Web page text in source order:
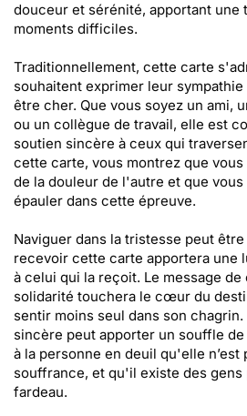
douceur et sérénité, apportant une
moments difficiles.
Traditionnellement, cette carte
souhaitent exprimer leur
être cher. Que vous soyez un ami,
ou un collègue de travail, elle est
soutien sincère à ceux qui
cette carte, vous montrez que
de la douleur de l'autre et que
épauler dans cette épreuve.
Naviguer dans la tristesse peut
recevoir cette carte apportera une
à celui qui la reçoit. Le message de
solidarité touchera le cœur du
sentir moins seul dans son
sincère peut apporter un souffle
à la personne en deuil qu'elle n’est
souffrance, et qu'il existe des gens
fardeau.